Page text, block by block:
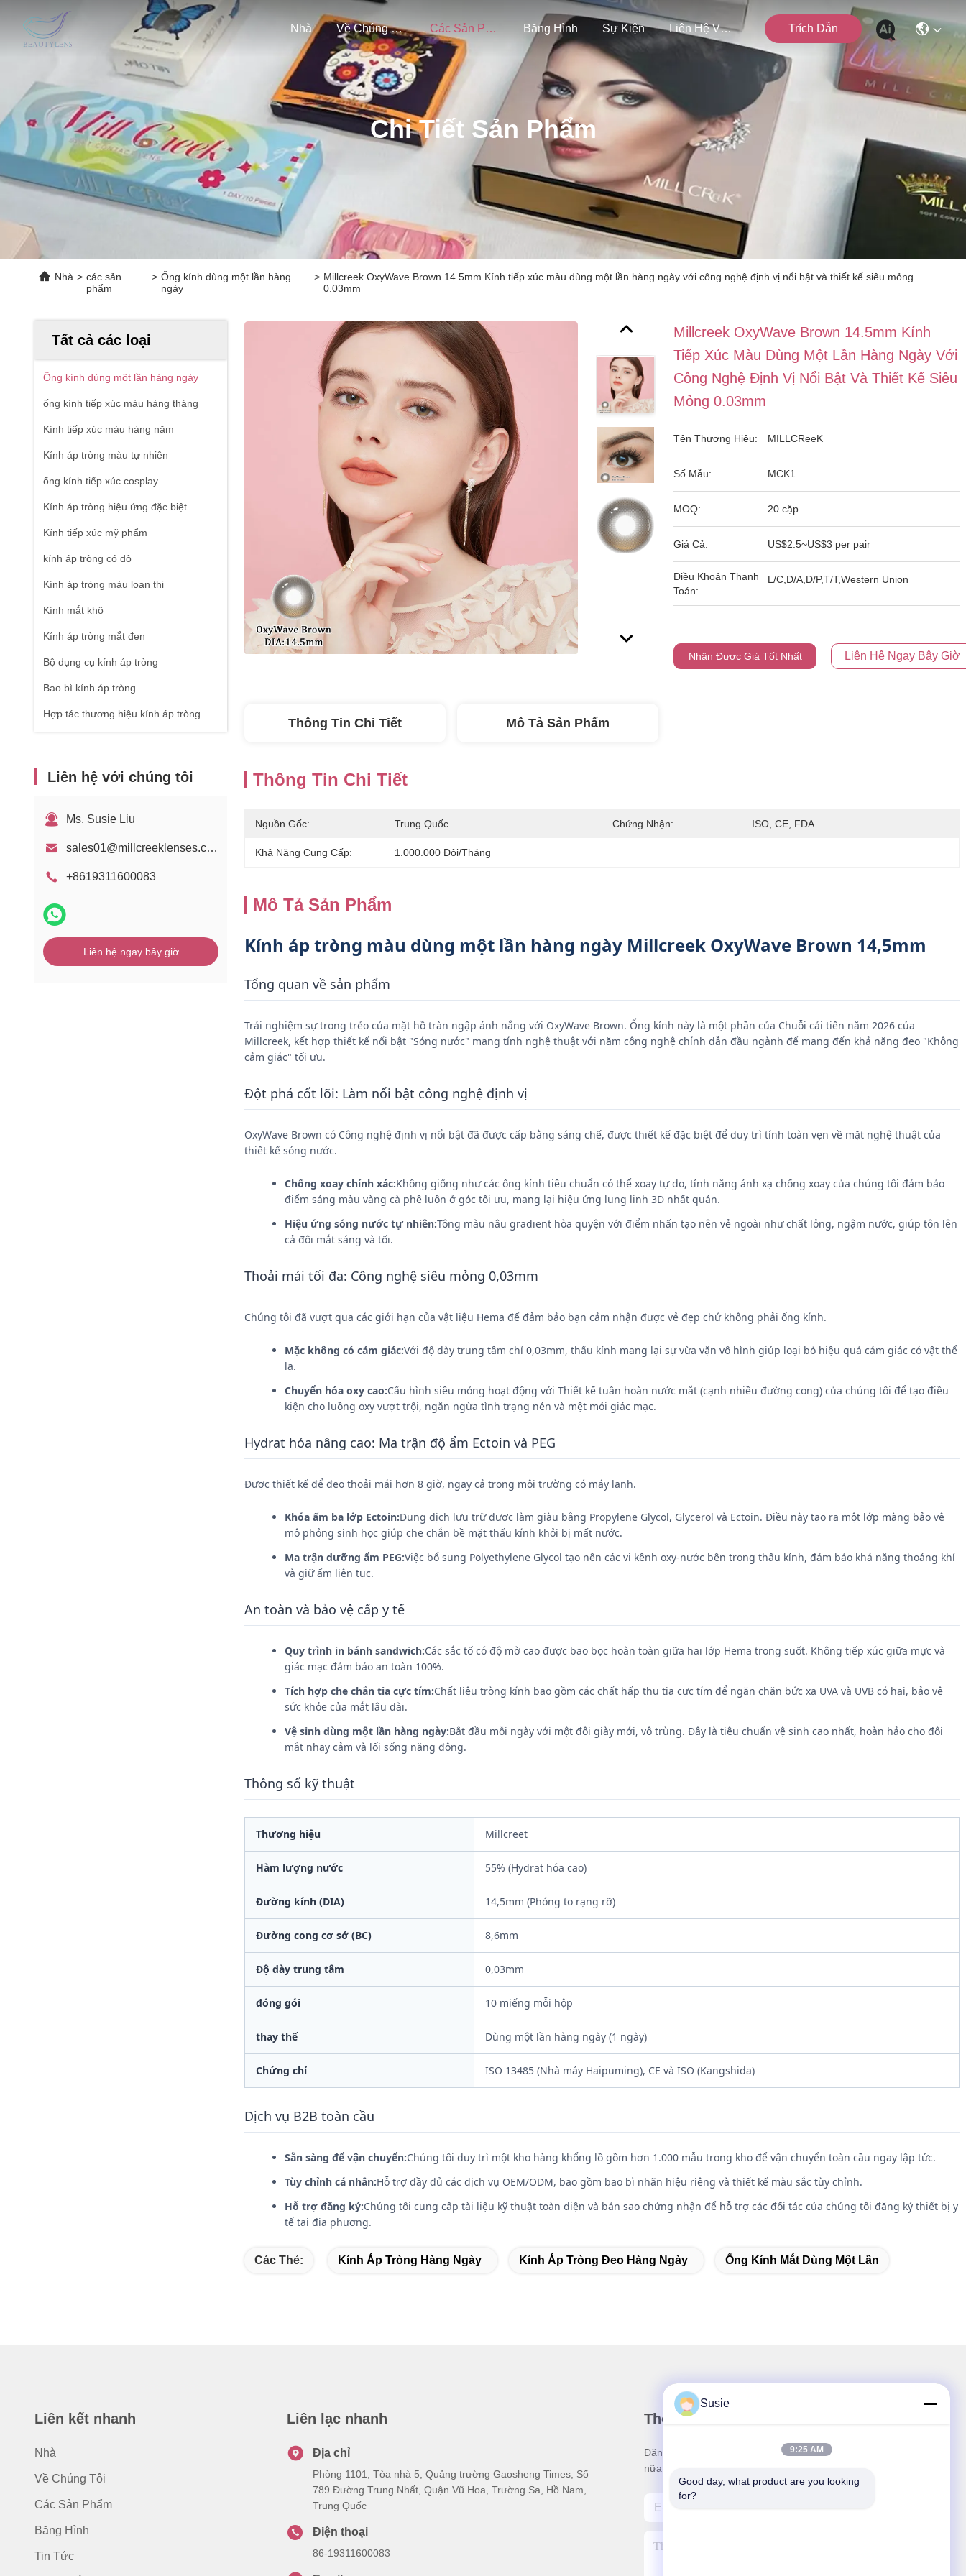
Nhà Về Chúng Tôi Các Sản Phẩm Băng Hình Sự Kiện Liên Hệ Với Chúng Tôi Trích Dẫn
Chi Tiết Sản Phẩm
Nhà > các sản
phẩm
> Ống kính dùng một lần hàng
ngày
> Millcreek OxyWave Brown 14.5mm Kính tiếp xúc màu dùng một lần hàng ngày với công nghệ định vị nổi bật và thiết kế siêu mỏng
0.03mm
Tất cả các loại
Ống kính dùng một lần hàng ngày
ống kính tiếp xúc màu hàng tháng
Kính tiếp xúc màu hàng năm
Kính áp tròng màu tự nhiên
ống kính tiếp xúc cosplay
Kính áp tròng hiệu ứng đặc biệt
Kính tiếp xúc mỹ phẩm
kính áp tròng có độ
Kính áp tròng màu loạn thị
Kính mắt khô
Kính áp tròng mắt đen
Bộ dụng cụ kính áp tròng
Bao bì kính áp tròng
Hợp tác thương hiệu kính áp tròng
Liên hệ với chúng tôi
Ms. Susie Liu
sales01@millcreeklenses.com
+8619311600083
Liên hệ ngay bây giờ
Millcreek OxyWave Brown 14.5mm Kính
Tiếp Xúc Màu Dùng Một Lần Hàng Ngày Với
Công Nghệ Định Vị Nổi Bật Và Thiết Kế Siêu
Mỏng 0.03mm
Tên Thương Hiệu: MILLCReeK
Số Mẫu: MCK1
MOQ: 20 cặp
Giá Cả: US$2.5~US$3 per pair
Điều Khoản Thanh
Toán:
L/C,D/A,D/P,T/T,Western Union
Nhận Được Giá Tốt Nhất Liên Hệ Ngay Bây Giờ
Thông Tin Chi Tiết Mô Tả Sản Phẩm
Thông Tin Chi Tiết
Nguồn Gốc: Trung Quốc Chứng Nhận: ISO, CE, FDA
Khả Năng Cung Cấp: 1.000.000 Đôi/tháng
Mô Tả Sản Phẩm
Kính áp tròng màu dùng một lần hàng ngày Millcreek OxyWave Brown 14,5mm
Tổng quan về sản phẩm
Trải nghiệm sự trong trẻo của mặt hồ tràn ngập ánh nắng với OxyWave Brown. Ống kính này là một phần của Chuỗi cải tiến năm 2026 của
Millcreek, kết hợp thiết kế nổi bật "Sóng nước" mang tính nghệ thuật với năm công nghệ chính dẫn đầu ngành để mang đến khả năng đeo "Không
cảm giác" tối ưu.
Đột phá cốt lõi: Làm nổi bật công nghệ định vị
OxyWave Brown có Công nghệ định vị nổi bật đã được cấp bằng sáng chế, được thiết kế đặc biệt để duy trì tính toàn vẹn về mặt nghệ thuật của
thiết kế sóng nước.
Chống xoay chính xác:Không giống như các ống kính tiêu chuẩn có thể xoay tự do, tính năng ánh xạ chống xoay của chúng tôi đảm bảo
điểm sáng màu vàng cà phê luôn ở góc tối ưu, mang lại hiệu ứng lung linh 3D nhất quán.
Hiệu ứng sóng nước tự nhiên:Tông màu nâu gradient hòa quyện với điểm nhấn tạo nên vẻ ngoài như chất lỏng, ngậm nước, giúp tôn lên
cả đôi mắt sáng và tối.
Thoải mái tối đa: Công nghệ siêu mỏng 0,03mm
Chúng tôi đã vượt qua các giới hạn của vật liệu Hema để đảm bảo bạn cảm nhận được vẻ đẹp chứ không phải ống kính.
Mặc không có cảm giác:Với độ dày trung tâm chỉ 0,03mm, thấu kính mang lại sự vừa vặn vô hình giúp loại bỏ hiệu quả cảm giác có vật thể
lạ.
Chuyển hóa oxy cao:Cấu hình siêu mỏng hoạt động với Thiết kế tuần hoàn nước mắt (cạnh nhiều đường cong) của chúng tôi để tạo điều
kiện cho luồng oxy vượt trội, ngăn ngừa tình trạng nén và mệt mỏi giác mạc.
Hydrat hóa nâng cao: Ma trận độ ẩm Ectoin và PEG
Được thiết kế để đeo thoải mái hơn 8 giờ, ngay cả trong môi trường có máy lạnh.
Khóa ẩm ba lớp Ectoin:Dung dịch lưu trữ được làm giàu bằng Propylene Glycol, Glycerol và Ectoin. Điều này tạo ra một lớp màng bảo vệ
mô phỏng sinh học giúp che chắn bề mặt thấu kính khỏi bị mất nước.
Ma trận dưỡng ẩm PEG:Việc bổ sung Polyethylene Glycol tạo nên các vi kênh oxy-nước bên trong thấu kính, đảm bảo khả năng thoáng khí
và giữ ẩm liên tục.
An toàn và bảo vệ cấp y tế
Quy trình in bánh sandwich:Các sắc tố có độ mờ cao được bao bọc hoàn toàn giữa hai lớp Hema trong suốt. Không tiếp xúc giữa mực và
giác mạc đảm bảo an toàn 100%.
Tích hợp che chắn tia cực tím:Chất liệu tròng kính bao gồm các chất hấp thụ tia cực tím để ngăn chặn bức xạ UVA và UVB có hại, bảo vệ
sức khỏe của mắt lâu dài.
Vệ sinh dùng một lần hàng ngày:Bắt đầu mỗi ngày với một đôi giày mới, vô trùng. Đây là tiêu chuẩn vệ sinh cao nhất, hoàn hảo cho đôi
mắt nhạy cảm và lối sống năng động.
Thông số kỹ thuật
Thương hiệu Millcreet
Hàm lượng nước 55% (Hydrat hóa cao)
Đường kính (DIA) 14,5mm (Phóng to rạng rỡ)
Đường cong cơ sở (BC) 8,6mm
Độ dày trung tâm 0,03mm
đóng gói 10 miếng mỗi hộp
thay thế Dùng một lần hàng ngày (1 ngày)
Chứng chỉ ISO 13485 (Nhà máy Haipuming), CE và ISO (Kangshida)
Dịch vụ B2B toàn cầu
Sẵn sàng để vận chuyển:Chúng tôi duy trì một kho hàng khổng lồ gồm hơn 1.000 mẫu trong kho để vận chuyển toàn cầu ngay lập tức.
Tùy chỉnh cá nhân:Hỗ trợ đầy đủ các dịch vụ OEM/ODM, bao gồm bao bì nhãn hiệu riêng và thiết kế màu sắc tùy chỉnh.
Hỗ trợ đăng ký:Chúng tôi cung cấp tài liệu kỹ thuật toàn diện và bản sao chứng nhận để hỗ trợ các đối tác của chúng tôi đăng ký thiết bị y
tế tại địa phương.
Các Thẻ: Kính Áp Tròng Hàng Ngày Kính Áp Tròng Đeo Hàng Ngày Ống Kính Mắt Dùng Một Lần
Liên kết nhanh
Nhà
Về Chúng Tôi
Các Sản Phẩm
Băng Hình
Tin Tức
Liên lạc nhanh
Địa chỉ
Phòng 1101, Tòa nhà 5, Quảng trường Gaosheng Times, Số
789 Đường Trung Nhất, Quận Vũ Hoa, Trường Sa, Hồ Nam,
Trung Quốc
Điện thoại
86-19311600083
Thông tin của chúng tôi
Đăng ký bản tin của chúng tôi để được giảm giá và nhiều hơn
nữa.
Susie
9:25 AM
Good day, what product are you looking
for?